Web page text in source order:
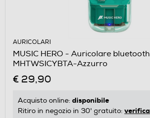
AURICOLARI
MUSIC HERO - Auricolare bluetooth
MHTWSICYBTA-Azzurro
€ 29,90
Acquisto online: disponibile
Ritiro in negozio in 30' gratuito: verifica